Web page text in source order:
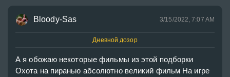
Bloody-Sas 3/15/2022, 7:07 AM
Дневной дозор
А я обожаю некоторые фильмы из этой подборки
Охота на пиранью абсолютно великий фильм На игре